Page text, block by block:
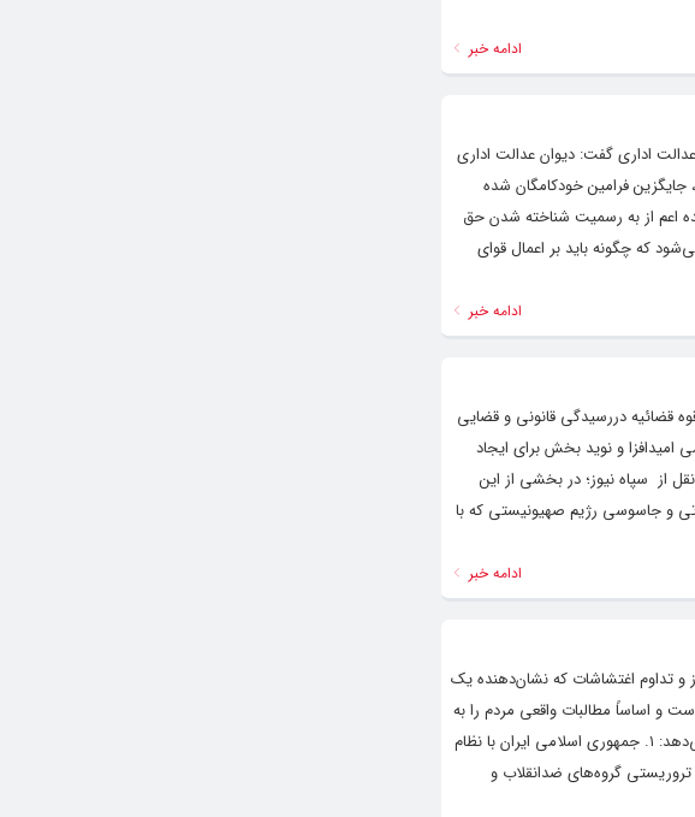
ادامه خبر
اداری گفت: دیوان عدالت اداری
مردم در اداره امور کشور، جایگزین فرامین خودکامگان شده
اعم از به رسمیت شناخته شدن حق
که چگونه باید بر اعمال قوای
ادامه خبر
قوه قضائیه دررسیدگی قانونی و قضایی
امیدافزا و نوید بخش برای ایجاد
از سپاه نیوز؛ در بخشی از این
و جاسوسی رژیم صهیونیستی که با
ادامه خبر
و تداوم اغتشاشات که نشان‌دهنده یک
اساساً مطالبات واقعی مردم را به
انحراف می‌کشاند؛ بنا به خواست عمومی مردم جهت ارتقاء سطح امنیت اجتماعی، توضیحات زیر را ارائه می­‌دهد: ۱. جمهوری اسلامی ایران با نظام
تروریستی گروه­‌های ضدانقلاب و